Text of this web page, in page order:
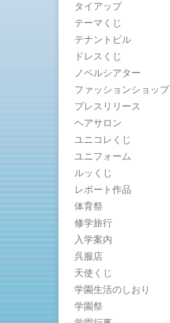
タイアップ
テーマくじ
テナントビル
ドレスくじ
ノベルシアター
ファッションショップ
プレスリリース
ヘアサロン
ユニコレくじ
ユニフォーム
ルッくじ
レポート作品
体育祭
修学旅行
入学案内
呉服店
天使くじ
学園生活のしおり
学園祭